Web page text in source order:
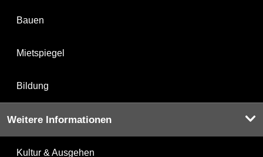
Bauen
Mietspiegel
Bildung
Weitere Informationen
Kultur & Ausgehen